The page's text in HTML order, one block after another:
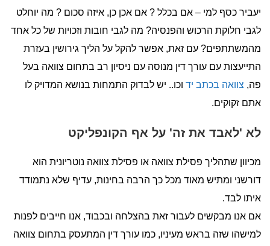
יעביר כסף למי – אם בכלל ? אם אכן כן, איזה סכום ? מה יוחלט
לגבי חלוקת הרכוש והפנסיה? מה לגבי חובות וזכויות של כל אחד
מהמשתתפים? עם זאת, אפשר להקל על הליך גירושין בעזרת
התייעצות עם עורך דין מנוסה עם ניסיון רב בתחום צוואה בעל
פה, צוואה בכתב יד וכו.. יש לבדוק התמחות בנושא המדויק לו
אתם זקוקים.
לא 'לאבד את זה' על אף הקונפליקט
מכיוון שתהליך פסילת צוואה או פסילת צוואה נוטריונית הוא
דורשני ומתיש מאוד מכל כך הרבה בחינות, עדיף שלא נתמודד
איתו לבד.
אם אנו מבקשים לעבור זאת בהצלחה ובכבוד, אנו חייבים לפנות
למישהו שזה בראש מעיניו, כמו עורך דין המתעסק בתחום צוואה